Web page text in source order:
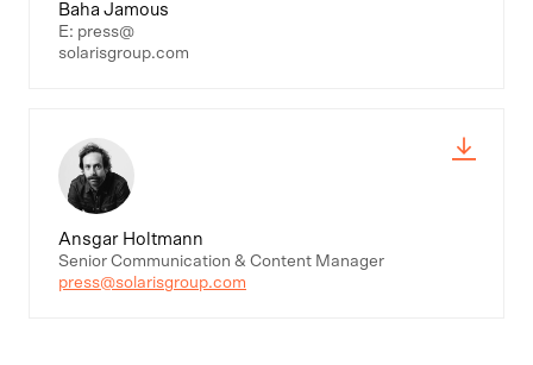
Baha Jamous
E: press@
solarisgroup.com
Ansgar Holtmann
Senior Communication & Content Manager
press@solarisgroup.com